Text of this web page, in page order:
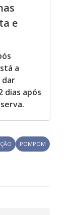
e
a
dar
dias após
POMPOM